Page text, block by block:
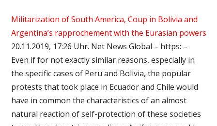
Militarization of South America, Coup in Bolivia and
Argentina’s rapprochement with the Eurasian powers
20.11.2019, 17:26 Uhr. Net News Global – https: –
Even if for not exactly similar reasons, especially in
the specific cases of Peru and Bolivia, the popular
protests that took place in Ecuador and Chile would
have in common the characteristics of an almost
natural reaction of self-protection of these societies